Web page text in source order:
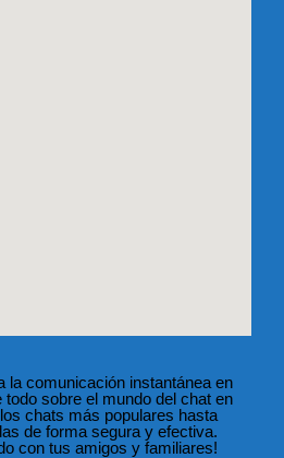
la comunicación instantánea en
sobre el mundo del chat en
chats más populares hasta
de forma segura y efectiva.
con tus amigos y familiares!